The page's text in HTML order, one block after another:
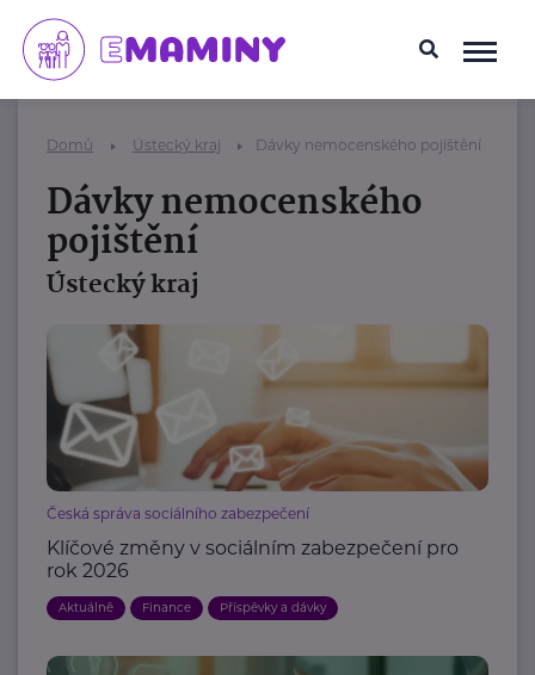
Domů Ústecký kraj Dávky nemocenského pojištění
Dávky nemocenského
pojištění
Ústecký kraj
Česká správa sociálního zabezpečení
Klíčové změny v sociálním zabezpečení pro
rok 2026
Aktuálně Finance Příspěvky a dávky